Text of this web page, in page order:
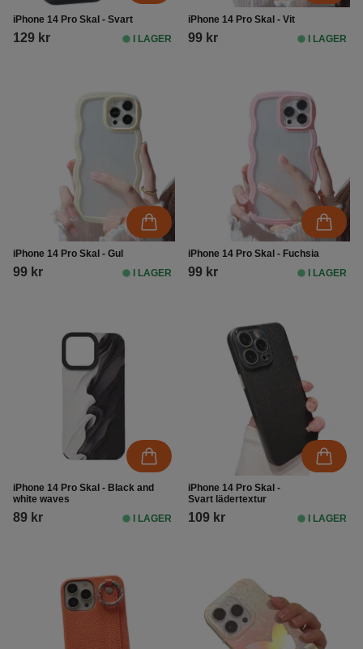
iPhone 14 Pro Skal - Svart
129 kr I LAGER
iPhone 14 Pro Skal - Vit
99 kr I LAGER
iPhone 14 Pro Skal - Gul
99 kr I LAGER
iPhone 14 Pro Skal - Fuchsia
99 kr I LAGER
iPhone 14 Pro Skal - Black and
white waves
89 kr I LAGER
iPhone 14 Pro Skal -
Svart lädertextur
109 kr I LAGER